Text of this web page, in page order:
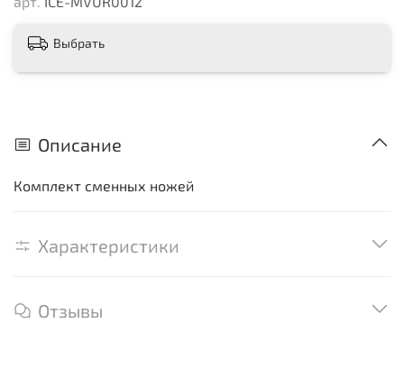
Выбрать
Описание
Комплект сменных ножей
Характеристики
Отзывы